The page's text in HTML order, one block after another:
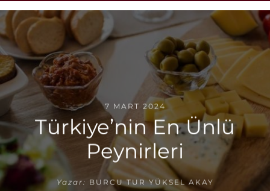
7 MART 2024
Türkiye’nin En Ünlü
Peynirleri
Yazar: BURCU TUR YÜKSEL AKAY